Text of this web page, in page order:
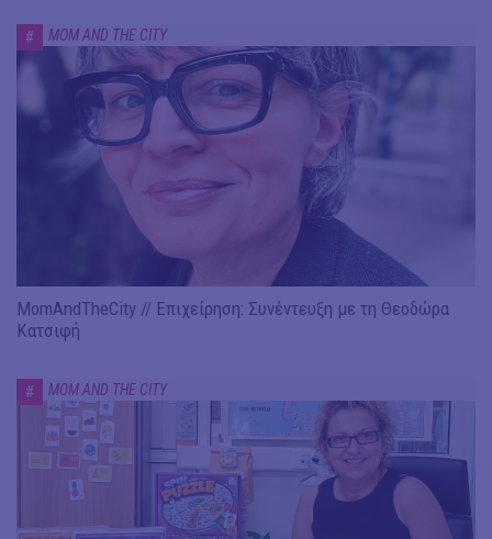
# MOM AND THE CITY
MomAndTheCity // Επιχείρηση: Συνέντευξη με τη Θεοδώρα
Κατσιφή
# MOM AND THE CITY